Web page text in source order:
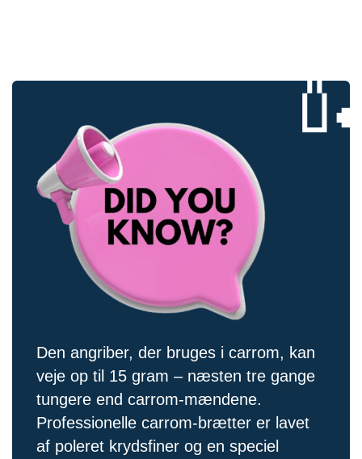
Den angriber, der bruges i carrom, kan
veje op til 15 gram – næsten tre gange
tungere end carrom-mændene.
Professionelle carrom-brætter er lavet
af poleret krydsfiner og en speciel